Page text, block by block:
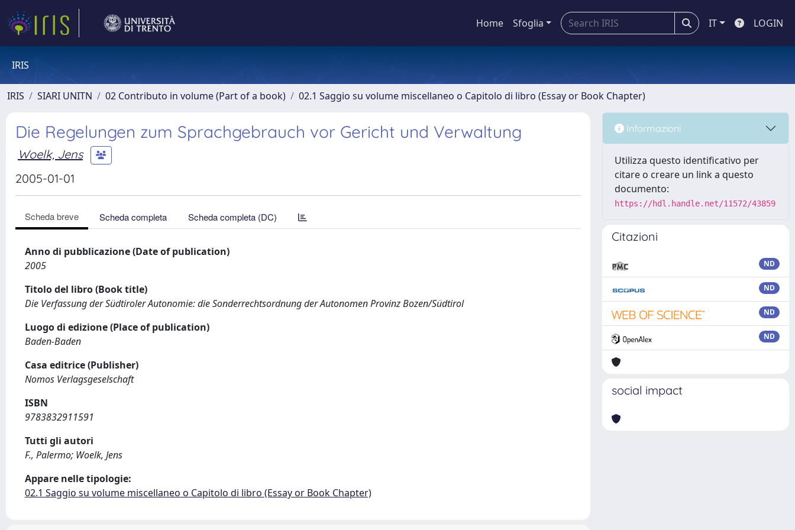
Home Sfoglia IT LOGIN
IRIS
IRIS SIARI UNITN 02 Contributo in volume (Part of a book) 02.1 Saggio su volume miscellaneo o Capitolo di libro (Essay or Book Chapter)
Die Regelungen zum Sprachgebrauch vor Gericht und Verwaltung
Woelk, Jens
2005-01-01
Scheda breve Scheda completa Scheda completa (DC)
Anno di pubblicazione (Date of publication)
2005
Titolo del libro (Book title)
Die Verfassung der Südtiroler Autonomie: die Sonderrechtsordnung der Autonomen Provinz Bozen/Südtirol
Luogo di edizione (Place of publication)
Baden-Baden
Casa editrice (Publisher)
Nomos Verlagsgeselschaft
ISBN
9783832911591
Tutti gli autori
F., Palermo; Woelk, Jens
Appare nelle tipologie:
02.1 Saggio su volume miscellaneo o Capitolo di libro (Essay or Book Chapter)
Informazioni
Utilizza questo identificativo per
citare o creare un link a questo
documento:
https://hdl.handle.net/11572/43859
Citazioni
ND
ND
ND
ND
social impact